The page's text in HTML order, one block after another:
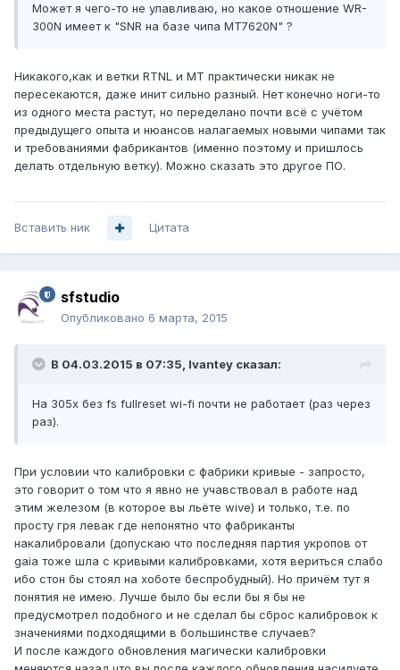
Может я чего-то не улавливаю, но какое отношение WR-
300N имеет к "SNR на базе чипа MT7620N" ?
Никакого,как и ветки RTNL и MT практически никак не
пересекаются, даже инит сильно разный. Нет конечно ноги-то
из одного места растут, но переделано почти всё с учётом
предыдущего опыта и нюансов налагаемых новыми чипами так
и требованиями фабрикантов (именно поэтому и пришлось
делать отдельную ветку). Можно сказать это другое ПО.
Вставить ник Цитата
sfstudio
Опубликовано 6 марта, 2015
В 04.03.2015 в 07:35, Ivantey сказал:
На 305x без fs fullreset wi-fi почти не работает (раз через
раз).
При условии что калибровки с фабрики кривые - запросто,
это говорит о том что я явно не учавствовал в работе над
этим железом (в которое вы льёте wive) и только, т.е. по
просту гря левак где непонятно что фабриканты
накалибровали (допускаю что последняя партия укропов от
gaia тоже шла с кривыми калибровками, хотя вериться слабо
ибо стон бы стоял на хоботе беспробудный). Но причём тут я
понятия не имею. Лучше было бы если бы я бы не
предусмотрел подобного и не сделал бы сброс калибровок к
значениями подходящими в большинстве случаев?
И после каждого обновления магически калибровки